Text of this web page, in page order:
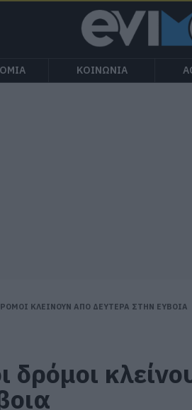
ΚΟΙΝΩΝΙΑ
ΚΛΕΙΝΟΥΝ ΑΠΟ ΔΕΥΤΕΡΑ ΣΤΗΝ ΕΥΒΟΙΑ
δρόμοι